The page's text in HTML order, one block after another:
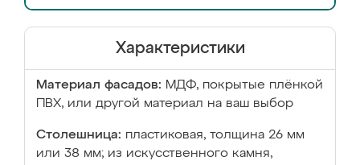
Характеристики
Материал фасадов: МДФ, покрытые плёнкой
ПВХ, или другой материал на ваш выбор
Столешница: пластиковая, толщина 26 мм
или 38 мм; из искусственного камня,